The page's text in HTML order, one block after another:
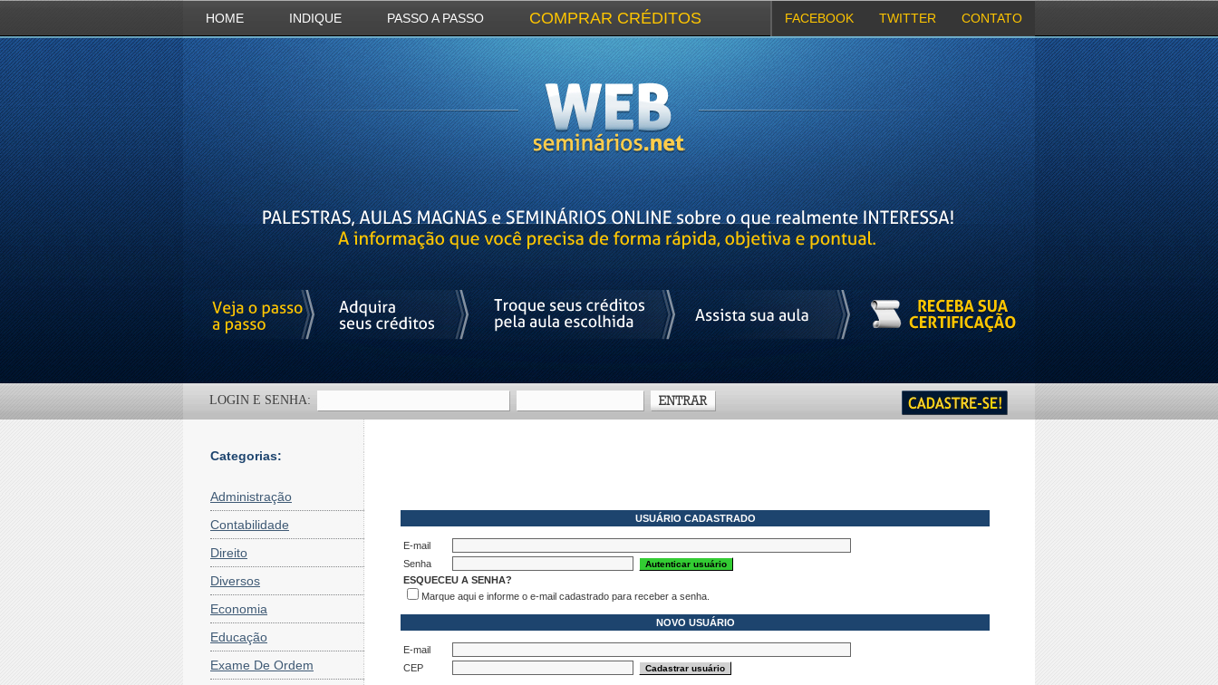
HOME INDIQUE PASSO A PASSO COMPRAR CRÉDITOS FACEBOOK TWITTER CONTATO
LOGIN E SENHA:
Categorias:
Administração
Contabilidade
Direito
Diversos
Economia
Educação
Exame De Ordem
USUÁRIO CADASTRADO
E-mail
Senha
ESQUECEU A SENHA?
Marque aqui e informe o e-mail cadastrado para receber a senha.
NOVO USUÁRIO
E-mail
CEP